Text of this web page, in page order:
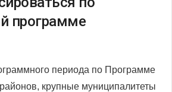
программе
периода по Программе
крупные муниципалитеты